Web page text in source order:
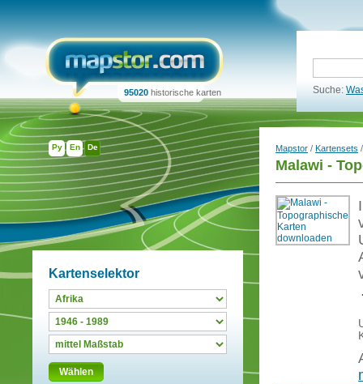
Ру En De
95020 historische karten Suche:
Kartenselektor
Wählen
Mapstor / Kartensets
Malawi -